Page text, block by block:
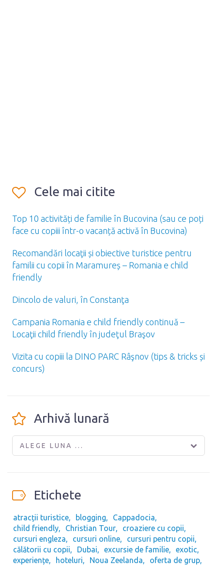
Cele mai citite
Top 10 activități de familie în Bucovina (sau ce poți
face cu copiii într-o vacanță activă în Bucovina)
Recomandări locaţii și obiective turistice pentru
familii cu copii în Maramureș – Romania e child
friendly
Dincolo de valuri, în Constanţa
Campania Romania e child friendly continuă –
Locaţii child friendly în judeţul Braşov
Vizita cu copiii la DINO PARC Râşnov (tips & tricks și
concurs)
Arhivă lunară
ALEGE LUNA ...
Etichete
atracții turistice blogging
Cappadocia
child friendly
Christian Tour
croaziere cu copii
cursuri engleza
cursuri online
cursuri pentru copii
călătorii cu copii
Dubai excursie de familie
exotic
experiențe
hoteluri Noua Zeelanda
oferta de grup